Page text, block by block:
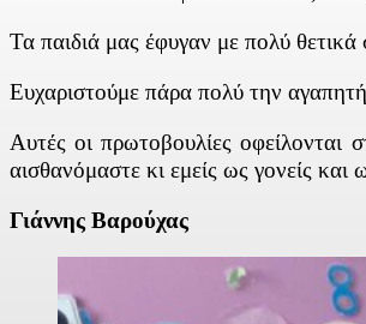
Τα παιδιά μας έφυγαν με πολύ
Ευχαριστούμε πάρα πολύ την
Αυτές οι πρωτοβουλίες οφείλονται
αισθανόμαστε κι εμείς ως γονείς
Γιάννης Βαρούχας